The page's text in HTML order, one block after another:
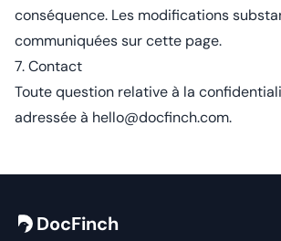
conséquence. Les modifications
communiquées sur cette page.
7. Contact
Toute question relative à la
adressée à hello@docfinch.com.
DocFinch